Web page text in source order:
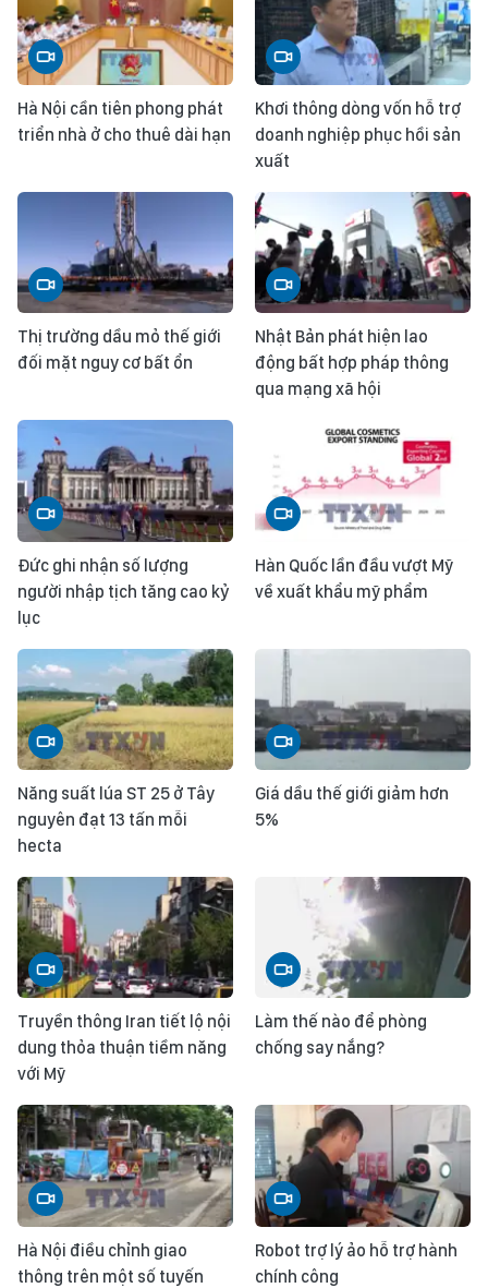
Hà Nội cần tiên phong phát
triển nhà ở cho thuê dài hạn
Khơi thông dòng vốn hỗ trợ
doanh nghiệp phục hồi sản
xuất
Thị trường dầu mỏ thế giới
đối mặt nguy cơ bất ổn
Nhật Bản phát hiện lao
động bất hợp pháp thông
qua mạng xã hội
Đức ghi nhận số lượng
người nhập tịch tăng cao kỷ
lục
Hàn Quốc lần đầu vượt Mỹ
về xuất khẩu mỹ phẩm
Năng suất lúa ST 25 ở Tây
nguyên đạt 13 tấn mỗi
hecta
Giá dầu thế giới giảm hơn
5%
Truyền thông Iran tiết lộ nội
dung thỏa thuận tiềm năng
với Mỹ
Làm thế nào để phòng
chống say nắng?
Hà Nội điều chỉnh giao
thông trên một số tuyến
Robot trợ lý ảo hỗ trợ hành
chính công